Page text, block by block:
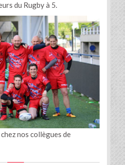
du Rugby à 5.
nos collègues de